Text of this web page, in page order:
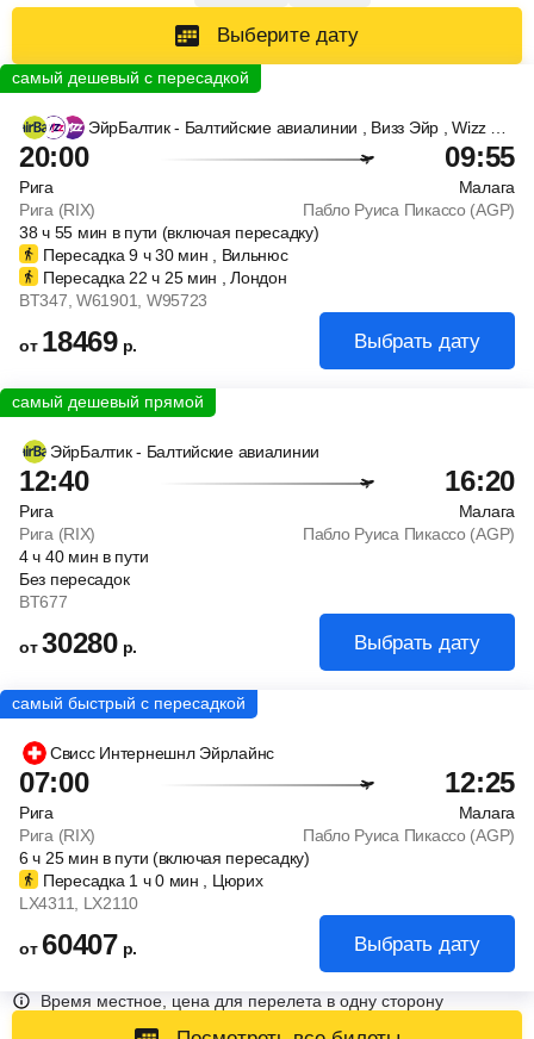
Выберите дату
ЭйрБалтик - Балтийские авиалинии , Визз Эйр , Wizz Air UK
20:00 09:55
Рига
Малага
Рига (RIX)
Пабло Руиса Пикассо (AGP)
38ч55 мин в пути (включая пересадку)
Пересадка 9 ч30 мин , Вильнюс
Пересадка 22ч 25 мин , Лондон
BT347 , W61901 , W95723
от 18469 р. Выбрать дату
ЭйрБалтик - Балтийские авиалинии
12:40 16:20
Рига
Малага
Рига (RIX)
Пабло Руиса Пикассо (AGP)
4ч 40 мин в пути
Без пересадок
BT677
от30280 р. Выбрать дату
Свисс Интернешнл Эйрлайнс
07:00 12:25
Рига
Малага
Рига (RIX)
Пабло Руиса Пикассо (AGP)
6ч 25 мин в пути (включая пересадку)
Пересадка 1 ч0 мин , Цюрих
LX4311
, LX2110
от60407 р. Выбрать дату
Время местное, цена для перелета в одну сторону